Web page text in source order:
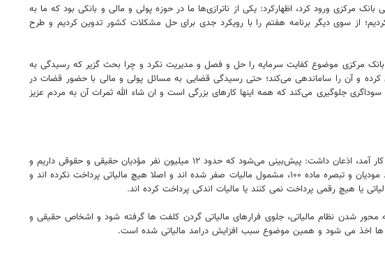
مرکزی ورود کرد، اظهارکرد: یکی از ناترازی‌ها ما در حوزه پولی و مالی و بانکی بود که ما به
اخیر ابلاغ شد، قانونگذاری کردیم؛ از سوی دیگر برنامه هفتم را با رویکرد جدی برای حل مشکلات کشور تدوین کردیم و طرح
مرکزی موضوع کفایت سرمایه را حل و فصل و مدیریت نکرد و چرا بحث گزیر که رسیدگی به
و آن را ساماندهی می‌کند؛ حتی رسیدگی قضایی به مسائل پولی و مالی با حضور قضات در
جلوگیری می‌کند که همه اینها کارهای بزرگی است و ان شاء الله ثمرات آن به مردم عزیز
قالیباف در ادامه با یادآوری این مطلب که در حوزه سوت زنی و ساماندهی مالیات نیز اتفاقات بزرگی در کشور رخ داد و دولت هم به درستی پای کار آمد، اذعان داشت: پیش‌بینی می‌شود که حدود ۱۲ میلیون نفر مؤدیان حقیقی و حقوقی داریم و
تا کنون ۹ میلیون نفر پوشه خود را در سامانه سازمان‌ مالیاتی تکمیل کرده‌اند و از این ۹ میلیون نفر حدود ۴ میلیون نفر براساس خوداظهاری خود مودیان و تبصره ماده ۱۰۰، مشمول مالیات صفر شده اند و اصلا هیچ مالیاتی پرداخت نکرده اند و
محور شدن نظام مالیاتی، جلوی فرارهای مالیاتی گردن کلفت ها گرفته شود و اشخاص حقیقی و